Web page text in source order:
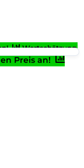
Wertschätzung
Preis an!